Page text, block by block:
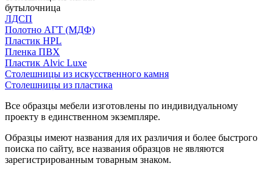
бутылочница
ЛДСП
Полотно АГТ (МДФ)
Пластик HPL
Пленка ПВХ
Пластик Alvic Luxe
Столешницы из искусственного камня
Столешницы из пластика
Все образцы мебели изготовлены по индивидуальному
проекту в единственном экземпляре.
Образцы имеют названия для их различия и более быстрого
поиска по сайту, все названия образцов не являются
зарегистрированным товарным знаком.